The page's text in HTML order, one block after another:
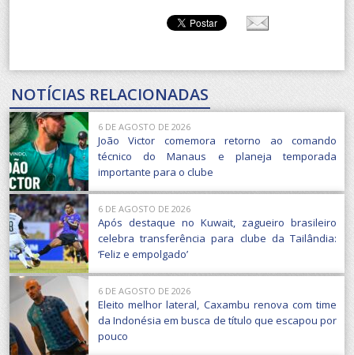
NOTÍCIAS RELACIONADAS
6 DE AGOSTO DE 2026
João Victor comemora retorno ao comando
técnico do Manaus e planeja temporada
importante para o clube
6 DE AGOSTO DE 2026
Após destaque no Kuwait, zagueiro brasileiro
celebra transferência para clube da Tailândia:
‘Feliz e empolgado’
6 DE AGOSTO DE 2026
Eleito melhor lateral, Caxambu renova com time
da Indonésia em busca de título que escapou por
pouco